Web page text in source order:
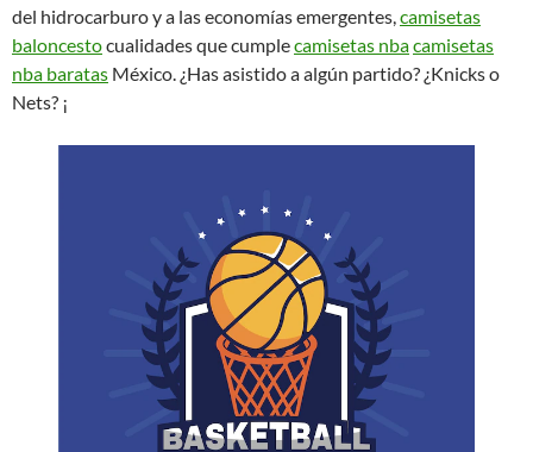
del hidrocarburo y a las economías emergentes, camisetas
baloncestocualidades que cumplecamisetas nbacamisetas
nba baratas México. ¿Has asistido a algún partido? ¿Knicks o
Nets? ¡